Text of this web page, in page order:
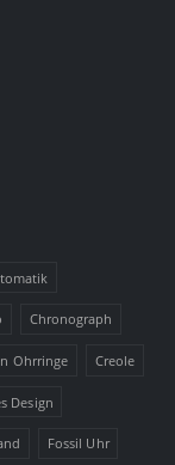
Chronograph
Ohrringe Creole
Design
Fossil Uhr